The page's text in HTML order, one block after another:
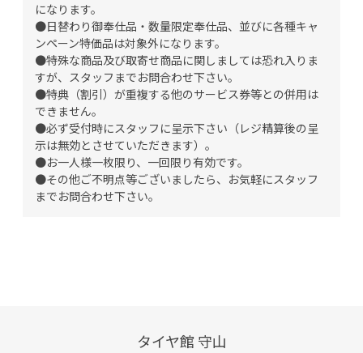
になります。
●日替わり御奉仕品・数量限定奉仕品、並びに各種キャ
ンペーン特価品は対象外になります。
●特殊な商品及び取寄せ商品に関しましては恐れ入りま
すが、スタッフまでお問合わせ下さい。
●特典（割引）が重複する他のサービス券等との併用は
できません。
●必ず受付時にスタッフに呈示下さい（レジ精算後の呈
示は無効とさせていただきます）。
●お一人様一枚限り、一回限り有効です。
●その他ご不明点等ございましたら、お気軽にスタッフ
までお問合わせ下さい。
タイヤ館 守山